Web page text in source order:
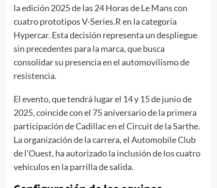
la edición 2025 de las 24 Horas de Le Mans con
cuatro prototipos V-Series.R en la categoría
Hypercar. Esta decisión representa un despliegue
sin precedentes para la marca, que busca
consolidar su presencia en el automovilismo de
resistencia.
El evento, que tendrá lugar el 14 y 15 de junio de
2025, coincide con el 75 aniversario de la primera
participación de Cadillac en el Circuit de la Sarthe.
La organización de la carrera, el Automobile Club
de l’Ouest, ha autorizado la inclusión de los cuatro
vehículos en la parrilla de salida.